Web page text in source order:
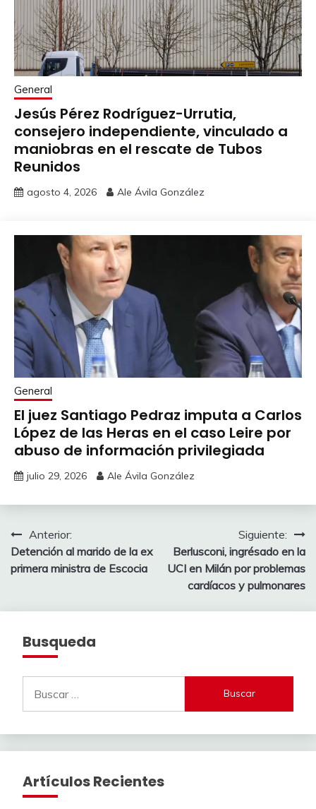
General
Jesús Pérez Rodríguez-Urrutia,
consejero independiente, vinculado a
maniobras en el rescate de Tubos
Reunidos
agosto 4, 2026 Ale Ávila González
General
El juez Santiago Pedraz imputa a Carlos
López de las Heras en el caso Leire por
abuso de información privilegiada
julio 29, 2026 Ale Ávila González
Navegación
de
Anterior:
Detención al marido de la ex
primera ministra de Escocia
Siguiente:
Berlusconi, ingrésado en la
UCI en Milán por problemas
cardíacos y pulmonares
Busqueda
Artículos Recientes